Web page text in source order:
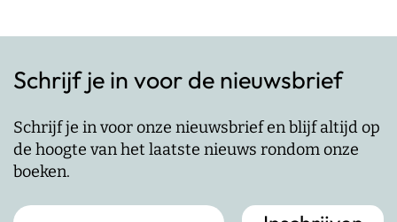
Schrijf je in voor de nieuwsbrief
Schrijf je in voor onze nieuwsbrief en blijf altijd op
de hoogte van het laatste nieuws rondom onze
boeken.